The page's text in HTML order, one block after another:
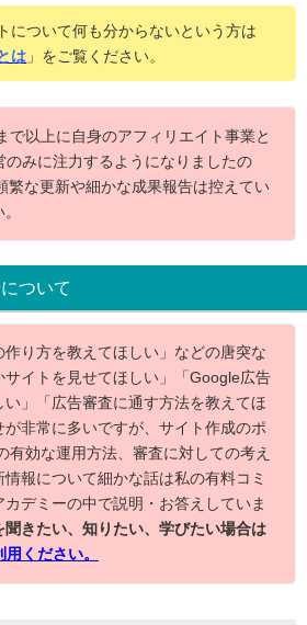
について何も分からないという方は
は 」をご覧ください。
以上に自身のアフィリエイト事業と
のみに注力するようになりましたの
繁な更新や細かな成果報告は控えてい
ついて
り方を教えてほしい」などの唐突な
イトを見せてほしい」「Google広告
」「広告審査に通す方法を教えてほ
が非常に多いですが、サイト作成のポ
有効な運用方法、審査に対しての考え
報について細かな話は私の有料コミ
カデミーの中で説明・お答えしていま
聞きたい、知りたい、学びたい場合は
ください。